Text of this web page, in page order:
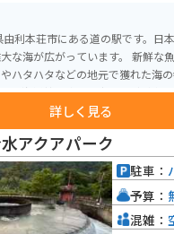
利本荘市にある道の駅です。日本
ています。 新鮮な魚介類を使った料理
ハタハタなどの地元で獲れた海
海鮮丼や焼き魚定食などが楽しめます
工品や、秋田県の名産品であるい
沿いの景色を楽しみながらツー
し足を延ばせば、白神山地や男
もアクセスできます。
詳しく見る
アクアパーク
駐車：
予算：
混雑：